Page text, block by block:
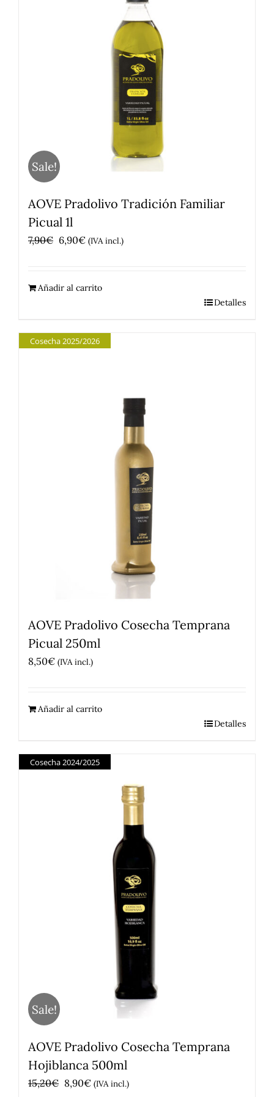
Sale!
AOVE Pradolivo Tradición Familiar
Picual 1l
7,90€ El
era:
6,90€El
es:
(IVA incl.)
Añadir al carrito
Detalles
Cosecha 2025/2026
AOVE Pradolivo Cosecha Temprana
Picual 250ml
8,50€ (IVA incl.)
Añadir al carrito
Detalles
Sale!
Cosecha 2024/2025
AOVE Pradolivo Cosecha Temprana
Hojiblanca 500ml
15,20€ El
8,90€El(IVA incl.)